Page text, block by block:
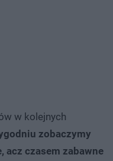
w kolejnych
zobaczymy
acz czasem zabawne